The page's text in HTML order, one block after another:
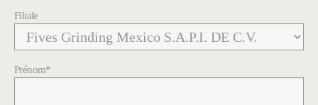
Filiale
Prénom*